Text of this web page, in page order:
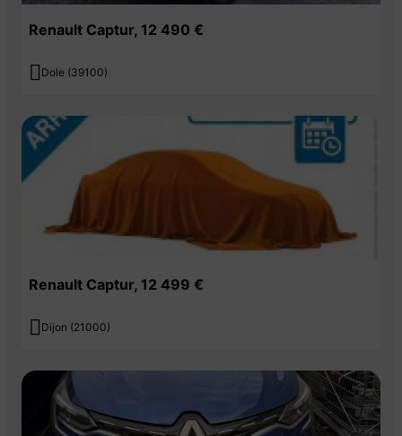
Renault Captur, 12 490 €
 Dole (39100)
Renault Captur, 12 499 €
 Dijon (21000)